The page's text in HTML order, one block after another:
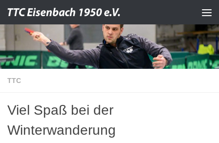
Zum Inhalt springen
TTC
Viel Spaß bei der
Winterwanderung